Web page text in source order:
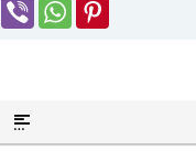
текста
цитаты
Вставка спойлера